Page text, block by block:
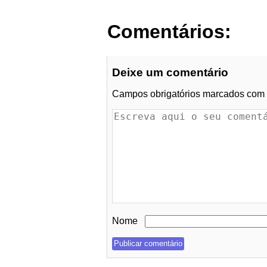
Comentários:
Deixe um comentário
Campos obrigatórios marcados com
Nome